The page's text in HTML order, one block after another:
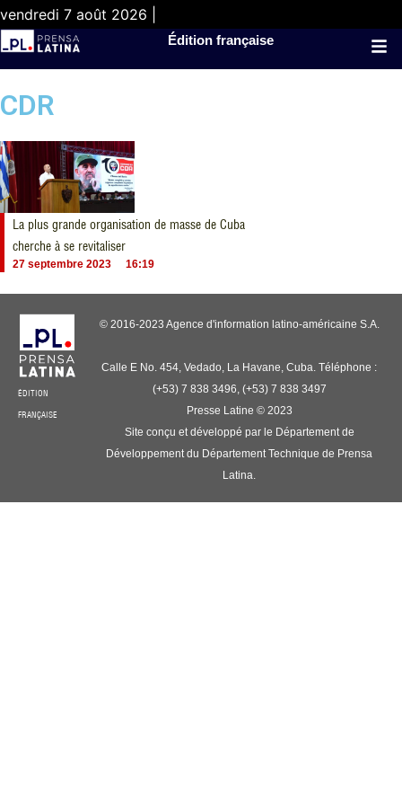
vendredi 7 août 2026 |
Édition française
CDR
La plus grande organisation de masse de Cuba
cherche à se revitaliser
27 septembre 2023 16:19
ÉDITION
FRANÇAISE
© 2016-2023 Agence d'information latino-américaine S.A.
Calle E No. 454, Vedado, La Havane, Cuba. Téléphone :
(+53) 7 838 3496, (+53) 7 838 3497
Presse Latine © 2023
Site conçu et développé par le Département de
Développement du Département Technique de Prensa
Latina.